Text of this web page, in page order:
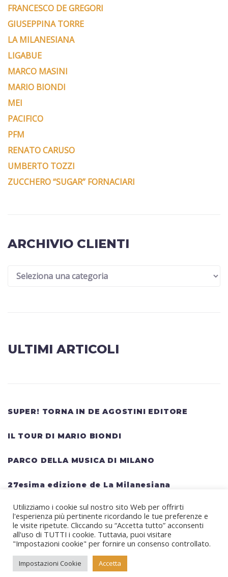
FRANCESCO DE GREGORI
GIUSEPPINA TORRE
LA MILANESIANA
LIGABUE
MARCO MASINI
MARIO BIONDI
MEI
PACIFICO
PFM
RENATO CARUSO
UMBERTO TOZZI
ZUCCHERO “SUGAR” FORNACIARI
ARCHIVIO CLIENTI
ULTIMI ARTICOLI
SUPER! TORNA IN DE AGOSTINI EDITORE
IL TOUR DI MARIO BIONDI
PARCO DELLA MUSICA DI MILANO
27esima edizione de La Milanesiana
HELLWATT FESTIVAL: una lineup gigantesca
per il festival estivo TRAVIS SCOTT, KANYE
WEST, SWEDISH HOUSE MAFIA, MARTIN
Utilizziamo i cookie sul nostro sito Web per offrirti
l'esperienza più pertinente ricordando le tue preferenze e
le visite ripetute. Cliccando su “Accetta tutto” acconsenti
all'uso di TUTTI i cookie. Tuttavia, puoi visitare
"Impostazioni cookie" per fornire un consenso controllato.
Impostazioni Cookie Accetta